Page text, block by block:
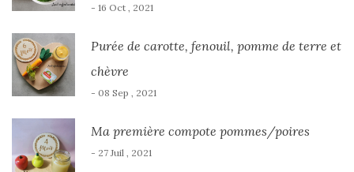
- 16 Oct , 2021
Purée de carotte, fenouil, pomme de terre et
chèvre
- 08 Sep , 2021
Ma première compote pommes/poires
- 27 Juil , 2021